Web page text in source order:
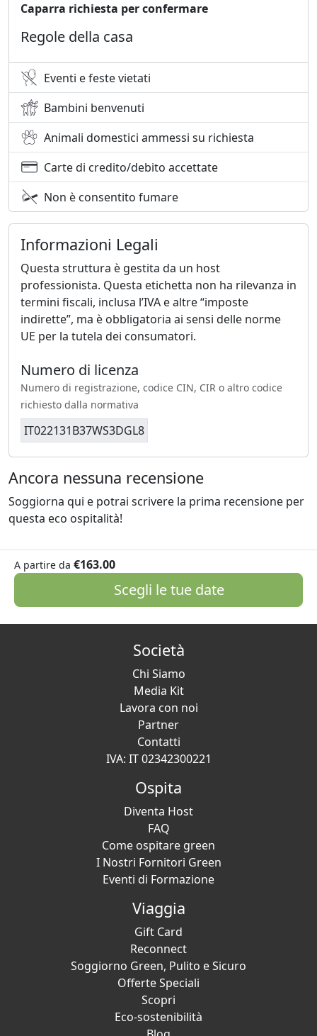
Caparra richiesta per confermare
Regole della casa
Eventi e feste vietati
Bambini benvenuti
Animali domestici ammessi su richiesta
Carte di credito/debito accettate
Non è consentito fumare
Informazioni Legali
Questa struttura è gestita da un host
professionista. Questa etichetta non ha rilevanza in
termini fiscali, inclusa l’IVA e altre “imposte
indirette”, ma è obbligatoria ai sensi delle norme
UE per la tutela dei consumatori.
Numero di licenza
Numero di registrazione, codice CIN, CIR o altro codice
richiesto dalla normativa
IT022131B37WS3DGL8
Ancora nessuna recensione
Soggiorna qui e potrai scrivere la prima recensione per
questa eco ospitalità!
A partire da €163.00
Scegli le tue date
Società
Chi Siamo
Media Kit
Lavora con noi
Partner
Contatti
IVA: IT 02342300221
Ospita
Diventa Host
FAQ
Come ospitare green
I Nostri Fornitori Green
Eventi di Formazione
Viaggia
Gift Card
Reconnect
Soggiorno Green, Pulito e Sicuro
Offerte Speciali
Scopri
Eco-sostenibilità